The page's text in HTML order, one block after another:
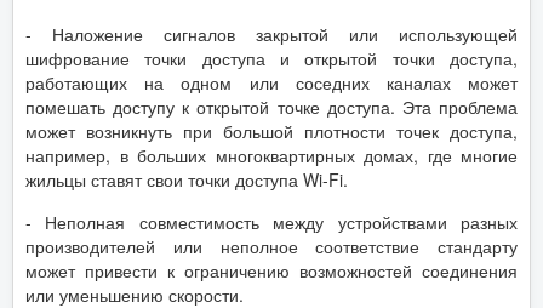
- Наложение сигналов закрытой или использующей
шифрование точки доступа и открытой точки доступа,
работающих на одном или соседних каналах может
помешать доступу к открытой точке доступа. Эта проблема
может возникнуть при большой плотности точек доступа,
например, в больших многоквартирных домах, где многие
жильцы ставят свои точки доступа Wi-Fi.
- Неполная совместимость между устройствами разных
производителей или неполное соответствие стандарту
может привести к ограничению возможностей соединения
или уменьшению скорости.